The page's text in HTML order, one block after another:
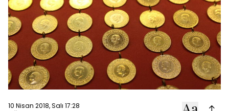
10 Nisan 2018, Salı 17:28